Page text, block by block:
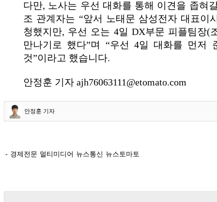
다만, 노사는 우선 대화를 통해 이견을 좁혀
조 관계자는 “앞서 노태문 삼성전자 대표이
청했지만, 우선 오는 4일 DX부문 피플팀장(
만나기로 했다”며 “우선 4일 대화를 먼저
것”이라고 했습니다.
안정훈 기자 ajh76063111@etomato.com
안정훈 기자
- 경제전문 멀티미디어 뉴스통신 뉴스토마토